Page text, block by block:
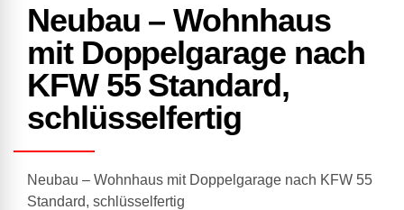
Neubau – Wohnhaus
mit Doppelgarage nach
KFW 55 Standard,
schlüsselfertig
Neubau – Wohnhaus mit Doppelgarage nach KFW 55
Standard, schlüsselfertig